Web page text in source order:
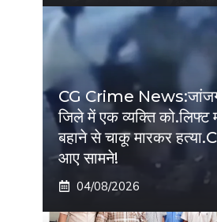
CG Crime
जिले में एक व्यक्ति को.लिफ्ट
बहाने से चाकू मारकर
आए सामने!
04/08/2026